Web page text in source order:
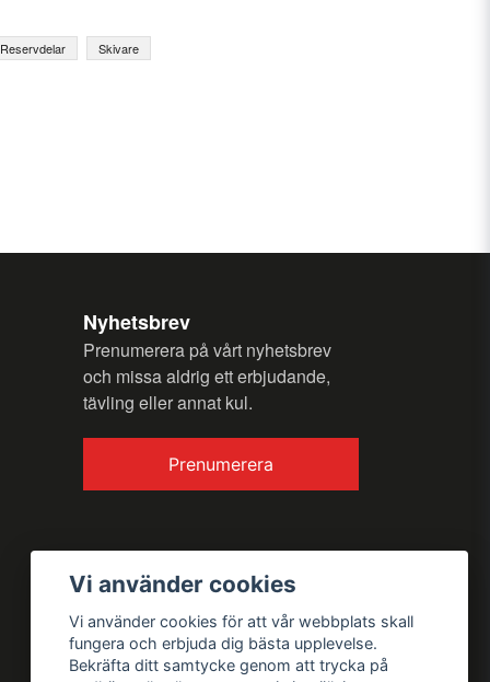
Reservdelar Skivare
Nyhetsbrev
Prenumerera på vårt nyhetsbrev
och missa aldrig ett erbjudande,
tävling eller annat kul.
Prenumerera
Vi använder cookies
Vi använder cookies för att vår webbplats skall
fungera och erbjuda dig bästa upplevelse.
Bekräfta ditt samtycke genom att trycka på